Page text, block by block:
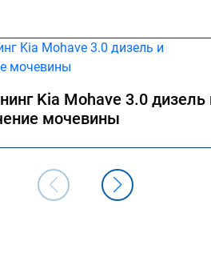
Kia Mohave 3.0 дизель
мочевины